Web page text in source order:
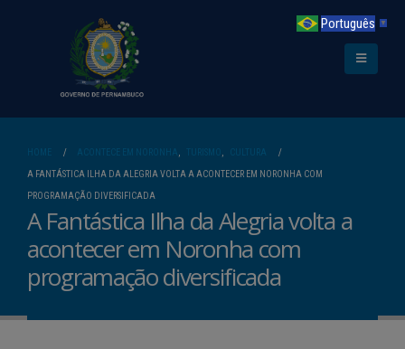
HOME ACONTECE EM NORONHA, TURISMO ,
CULTURA
A FANTÁSTICA ILHA DA ALEGRIA VOLTA A ACONTECER EM NORONHA COM
PROGRAMAÇÃO DIVERSIFICADA
A Fantástica Ilha da Alegria volta a
acontecer em Noronha com
programação diversificada
Português ▼